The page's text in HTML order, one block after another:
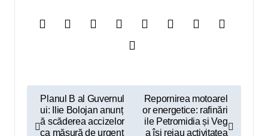
Planul B al Guvernul
ui: Ilie Bolojan anunț
ă scăderea accizelor
ca măsură de urgenț
Repornirea motoarel
or energetice: rafinări
ile Petromidia și Veg
a își reiau activitatea